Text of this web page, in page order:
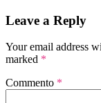
Leave a Reply
Your email address
marked *
Commento *